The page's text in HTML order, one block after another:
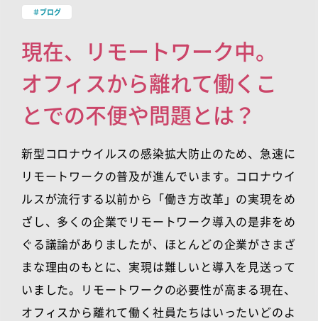
＃ブログ
現在、リモートワーク中。
オフィスから離れて働くこ
とでの不便や問題とは？
新型コロナウイルスの感染拡大防止のため、急速に
リモートワークの普及が進んでいます。コロナウイ
ルスが流行する以前から「働き方改革」の実現をめ
ざし、多くの企業でリモートワーク導入の是非をめ
ぐる議論がありましたが、ほとんどの企業がさまざ
まな理由のもとに、実現は難しいと導入を見送って
いました。リモートワークの必要性が高まる現在、
オフィスから離れて働く社員たちはいったいどのよ